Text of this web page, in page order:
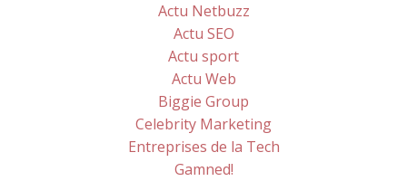
Actu Netbuzz
Actu SEO
Actu sport
Actu Web
Biggie Group
Celebrity Marketing
Entreprises de la Tech
Gamned!